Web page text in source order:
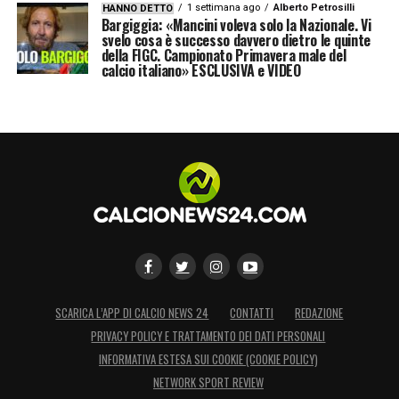
HANNO DETTO 1 settimana ago Alberto Petrosilli
Bargiggia: «Mancini voleva solo la Nazionale. Vi
svelo cosa è successo davvero dietro le quinte
della FIGC. Campionato Primavera male del
calcio italiano» ESCLUSIVA e VIDEO
SCARICA L’APP DI CALCIO NEWS 24 CONTATTI
REDAZIONE
PRIVACY POLICY E TRATTAMENTO DEI DATI PERSONALI
INFORMATIVA ESTESA SUI COOKIE (COOKIE POLICY)
NETWORK SPORT REVIEW